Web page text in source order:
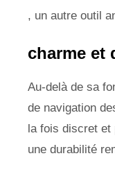
, un autre outil
charme et
Au-delà de sa
de navigation
la fois discret et
une durabilité